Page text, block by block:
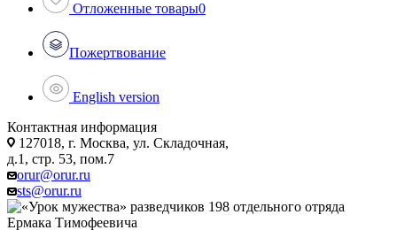
Отложенные товары0
Пожертвование
English version
Контактная информация
127018, г. Москва, ул. Складочная,
д.1, стр. 53, пом.7
orur@orur.ru
sts@orur.ru